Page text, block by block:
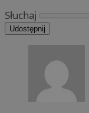
Słuchaj
Udostępnij